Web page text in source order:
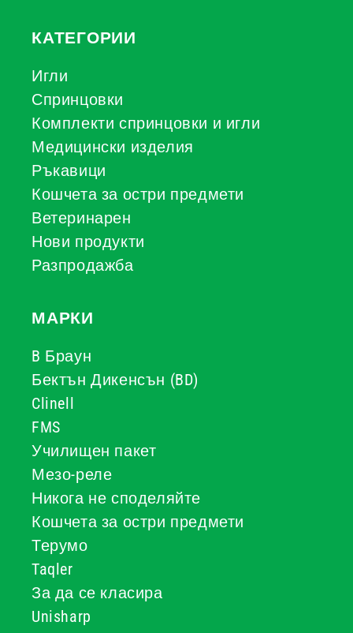
КАТЕГОРИИ
Игли
Спринцовки
Комплекти спринцовки и игли
Медицински изделия
Ръкавици
Кошчета за остри предмети
Ветеринарен
Нови продукти
Разпродажба
МАРКИ
B Браун
Бектън Дикенсън (BD)
Clinell
FMS
Училищен пакет
Мезо-реле
Никога не споделяйте
Кошчета за остри предмети
Терумо
Taqler
За да се класира
Unisharp